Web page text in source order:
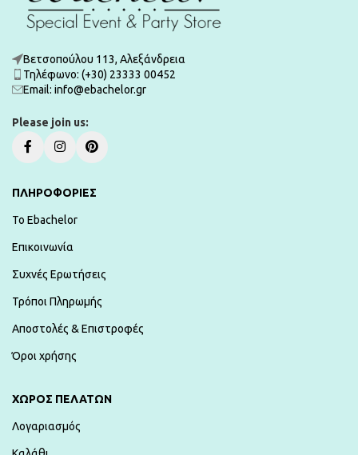
Βετσοπούλου 113, Αλεξάνδρεια
Τηλέφωνο: (+30) 23333 00452
Εmail: info@ebachelor.gr
Please join us:
ΠΛΗΡΟΦΟΡΙΕΣ
To Ebachelor
Επικοινωνία
Συχνές Ερωτήσεις
Τρόποι Πληρωμής
Αποστολές & Επιστροφές
Όροι χρήσης
ΧΏΡΟΣ ΠΕΛΑΤΏΝ
Λογαριασμός